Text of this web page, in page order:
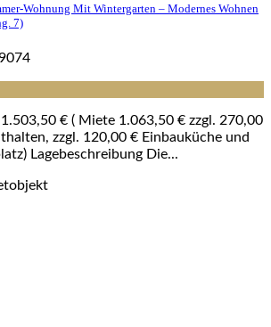
Wohnung Mit Wintergarten – Modernes Wohnen
7)
€ ( Miete 1.063,50 € zzgl. 270,00
zzgl. 120,00 € Einbauküche und
Lagebeschreibung Die...